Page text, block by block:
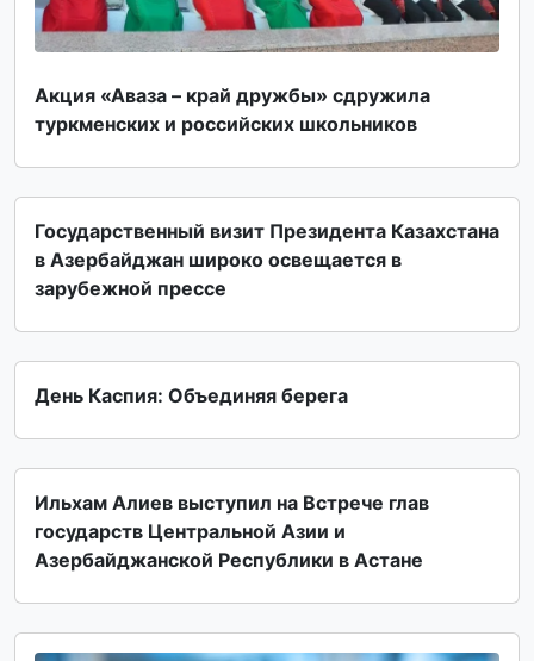
Акция «Аваза – край дружбы» сдружила
туркменских и российских школьников
Государственный визит Президента Казахстана
в Азербайджан широко освещается в
зарубежной прессе
День Каспия: Объединяя берега
Ильхам Алиев выступил на Встрече глав
государств Центральной Азии и
Азербайджанской Республики в Астане